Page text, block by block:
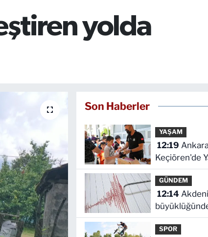
yolda
Son Haberler
YAŞAM
12:19 Ankara
Keçiören'de
Kur'an
ikram desteği
GÜNDEM
12:14 Akdeniz'de 4,1
deprem
SPOR